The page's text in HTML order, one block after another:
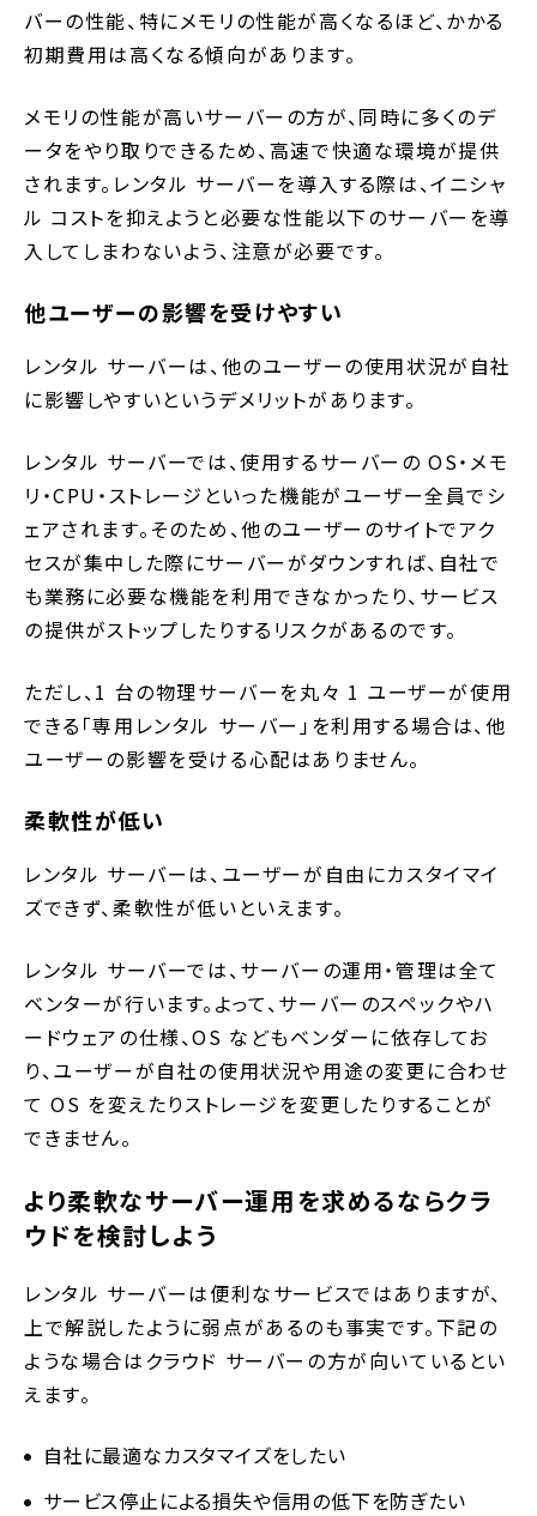
バーの性能、特にメモリの性能が高くなるほど、かかる
初期費用は高くなる傾向があります。
メモリの性能が高いサーバーの方が、同時に多くのデ
ータをやり取りできるため、高速で快適な環境が提供
されます。レンタル サーバーを導入する際は、イニシャ
ル コストを抑えようと必要な性能以下のサーバーを導
入してしまわないよう、注意が必要です。
他ユーザーの影響を受けやすい
レンタル サーバーは、他のユーザーの使用状況が自社
に影響しやすいというデメリットがあります。
レンタル サーバーでは、使用するサーバーの OS・メモ
リ・CPU・ストレージといった機能がユーザー全員でシ
ェアされます。そのため、他のユーザーのサイトでアク
セスが集中した際にサーバーがダウンすれば、自社で
も業務に必要な機能を利用できなかったり、サービス
の提供がストップしたりするリスクがあるのです。
ただし、1 台の物理サーバーを丸々 1 ユーザーが使用
できる「専用レンタル サーバー」を利用する場合は、他
ユーザーの影響を受ける心配はありません。
柔軟性が低い
レンタル サーバーは、ユーザーが自由にカスタイマイ
ズできず、柔軟性が低いといえます。
レンタル サーバーでは、サーバーの運用・管理は全て
ベンターが行います。よって、サーバーのスペックやハ
ードウェアの仕様、OS などもベンダーに依存してお
り、ユーザーが自社の使用状況や用途の変更に合わせ
て OS を変えたりストレージを変更したりすることが
できません。
より柔軟なサーバー運用を求めるならクラ
ウドを検討しよう
レンタル サーバーは便利なサービスではありますが、
上で解説したように弱点があるのも事実です。下記の
ような場合はクラウド サーバーの方が向いているとい
えます。
自社に最適なカスタマイズをしたい
サービス停止による損失や信用の低下を防ぎたい